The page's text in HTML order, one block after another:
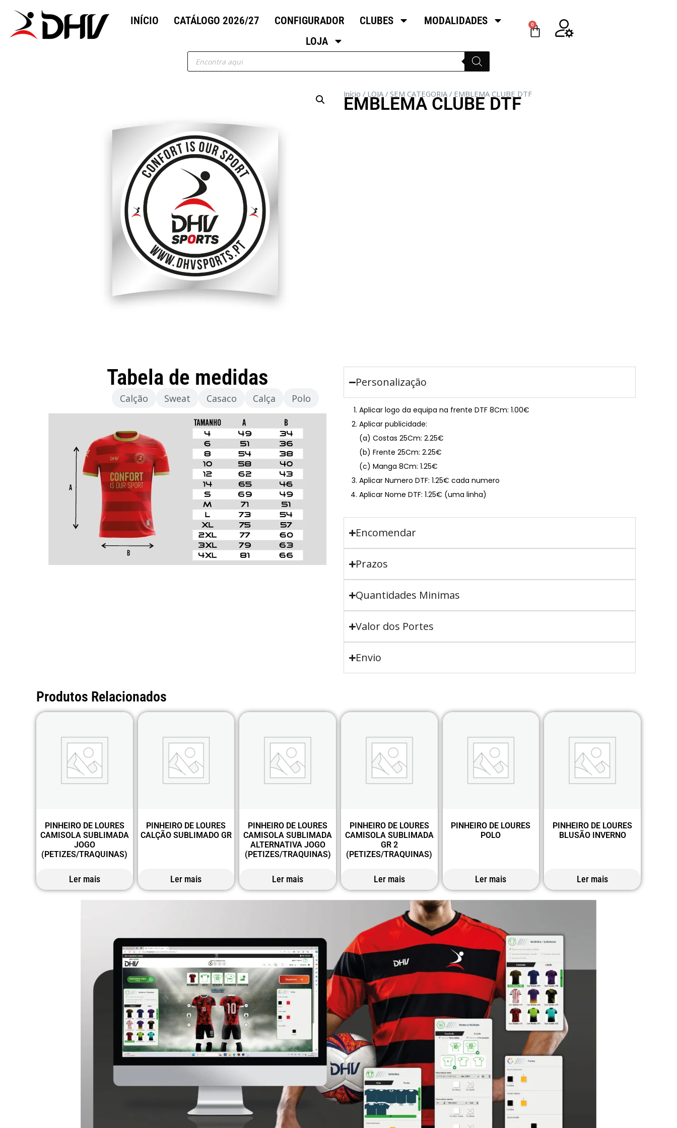
INÍCIO CATÁLOGO 2026/27 CONFIGURADOR CLUBES
MODALIDADES
LOJA
0
Início / LOJA / SEM CATEGORIA / EMBLEMA CLUBE DTF
EMBLEMA CLUBE DTF
Tabela de medidas
Calção Sweat Casaco Calça Polo
Personalização
Aplicar logo da equipa na frente DTF 8Cm: 1.00€
Aplicar publicidade:
(a) Costas 25Cm: 2.25€
(b) Frente 25Cm: 2.25€
(c) Manga 8Cm: 1.25€
Aplicar Numero DTF: 1.25€ cada numero
Aplicar Nome DTF: 1.25€ (uma linha)
Encomendar
Prazos
Quantidades Minimas
Valor dos Portes
Envio
Produtos Relacionados
PINHEIRO DE LOURES
CAMISOLA SUBLIMADA
JOGO
(PETIZES/TRAQUINAS)
Ler mais
PINHEIRO DE LOURES
CALÇÃO SUBLIMADO GR
Ler mais
PINHEIRO DE LOURES
CAMISOLA SUBLIMADA
ALTERNATIVA JOGO
(PETIZES/TRAQUINAS)
Ler mais
PINHEIRO DE LOURES
CAMISOLA SUBLIMADA
GR 2
(PETIZES/TRAQUINAS)
Ler mais
PINHEIRO DE LOURES
POLO
Ler mais
PINHEIRO DE LOURES
BLUSÃO INVERNO
Ler mais